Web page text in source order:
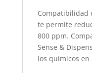
Compatibilidad
te permite
800 ppm.
Sense &
los químicos